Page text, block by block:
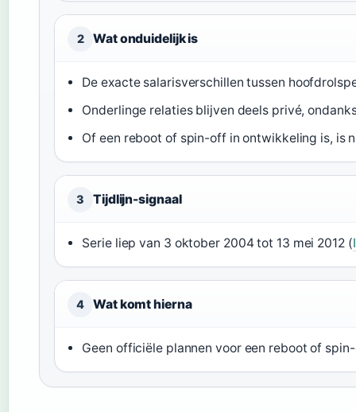
2 Wat onduidelijk is
De exacte salarisverschillen tussen
Onderlinge relaties blijven deels privé,
Of een reboot of spin-off in ontwikkeling is, is
3 Tijdlijn-signaal
Serie liep van 3 oktober 2004 tot 13 mei 2012 (
4 Wat komt hierna
Geen officiële plannen voor een reboot of